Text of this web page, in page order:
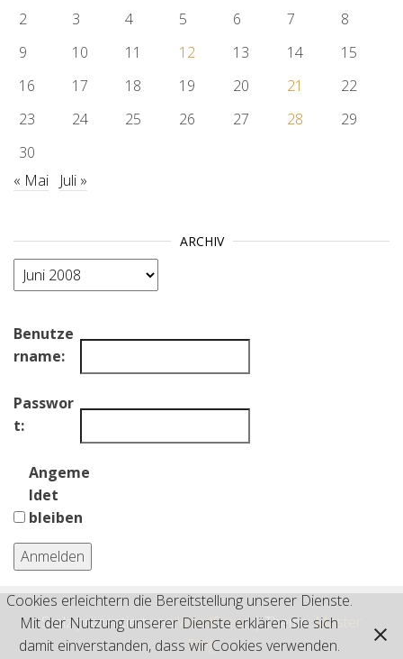
2
3 4 5 6 7
8
9
10 11 12 13 14
15
16
17 18 19 20 21
22
23
24 25 26 27 28
29
30
« Mai
Juli »
ARCHIV
Archiv
Benutze
rname:
Passwor
t:
Angeme
ldet
bleiben
Anmelden
Stolz präsentiert vonWordPress |Theme:Master
Blog
Cookies erleichtern die Bereitstellung unserer Dienste.
Mit der Nutzung unserer Dienste erklären Sie sich
damit einverstanden, dass wir Cookies verwenden.